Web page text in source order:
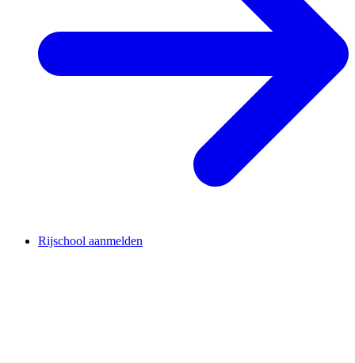
Rijschool aanmelden